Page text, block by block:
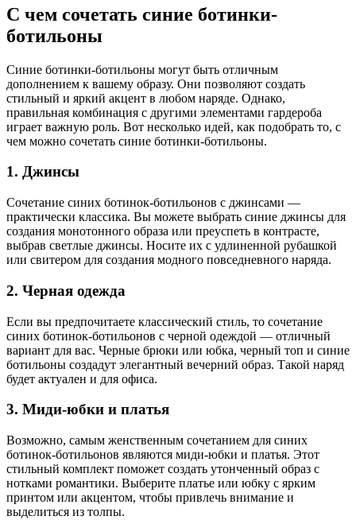
С чем сочетать синие ботинки-
ботильоны
Синие ботинки-ботильоны могут быть отличным
дополнением к вашему образу. Они позволяют создать
стильный и яркий акцент в любом наряде. Однако,
правильная комбинация с другими элементами гардероба
играет важную роль. Вот несколько идей, как подобрать то, с
чем можно сочетать синие ботинки-ботильоны.
1. Джинсы
Сочетание синих ботинок-ботильонов с джинсами —
практически классика. Вы можете выбрать синие джинсы для
создания монотонного образа или преуспеть в контрасте,
выбрав светлые джинсы. Носите их с удлиненной рубашкой
или свитером для создания модного повседневного наряда.
2. Черная одежда
Если вы предпочитаете классический стиль, то сочетание
синих ботинок-ботильонов с черной одеждой — отличный
вариант для вас. Черные брюки или юбка, черный топ и синие
ботильоны создадут элегантный вечерний образ. Такой наряд
будет актуален и для офиса.
3. Миди-юбки и платья
Возможно, самым женственным сочетанием для синих
ботинок-ботильонов являются миди-юбки и платья. Этот
стильный комплект поможет создать утонченный образ с
нотками романтики. Выберите платье или юбку с ярким
принтом или акцентом, чтобы привлечь внимание и
выделиться из толпы.